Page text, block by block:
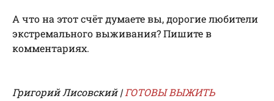
А что на этот счёт думаете вы, дорогие любители
экстремального выживания? Пишите в
комментариях.
Григорий Лисовский | ГОТОВЫ ВЫЖИТЬ